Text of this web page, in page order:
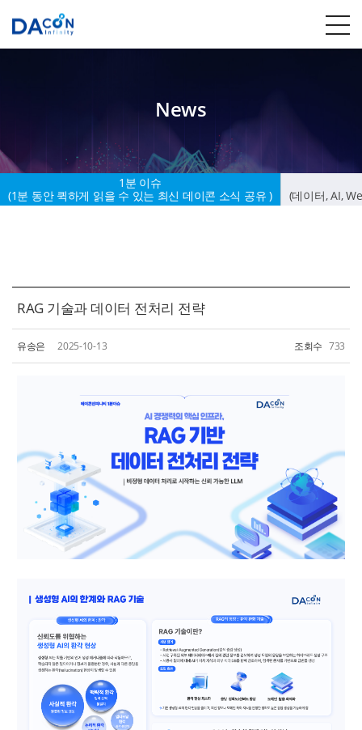
News
1분 이슈
(1분 동안 퀵하게 읽을 수 있는 최신 데이콘 소식 공유 )
(데이터, AI,
1분
동안
퀵하게
읽을
RAG 기술과 데이터 전처리 전략
유송은 2025-10-13 조회수 733